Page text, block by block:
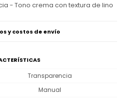
- Tono crema con textura de lino
y costos de envío
Transparencia
Manual